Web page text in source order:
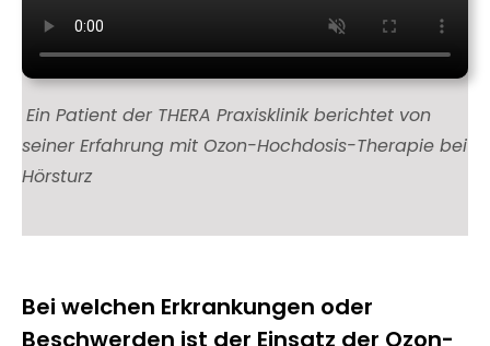
Ein Patient der THERA Praxisklinik berichtet von
seiner Erfahrung mit Ozon-Hochdosis-Therapie bei
Hörsturz
Bei welchen Erkrankungen oder
Beschwerden ist der Einsatz der Ozon-